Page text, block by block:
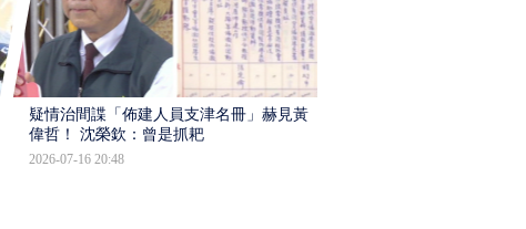
疑情治間諜「佈建人員支津名冊」赫見黃
偉哲！ 沈榮欽：曾是抓耙
2026-07-16 20:48